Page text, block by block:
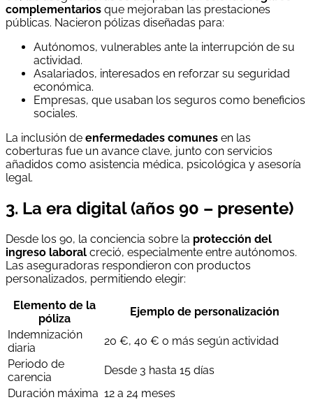
complementarios que mejoraban las prestaciones
públicas. Nacieron pólizas diseñadas para:
Autónomos, vulnerables ante la interrupción de su
actividad.
Asalariados, interesados en reforzar su seguridad
económica.
Empresas, que usaban los seguros como beneficios
sociales.
La inclusión de enfermedades comunes en las
coberturas fue un avance clave, junto con servicios
añadidos como asistencia médica, psicológica y asesoría
legal.
3. La era digital (años 90 – presente)
Desde los 90, la conciencia sobre la protección del
ingreso laboral creció, especialmente entre autónomos.
Las aseguradoras respondieron con productos
personalizados, permitiendo elegir:
Elemento de la
póliza
Ejemplo de personalización
Indemnización
diaria
20 €, 40 € o más según actividad
Periodo de
carencia
Desde 3 hasta 15 días
Duración máxima 12 a 24 meses